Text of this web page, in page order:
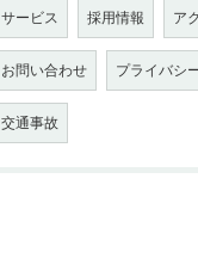
サービス 採用情報 ア
お問い合わせ プライバシ
交通事故